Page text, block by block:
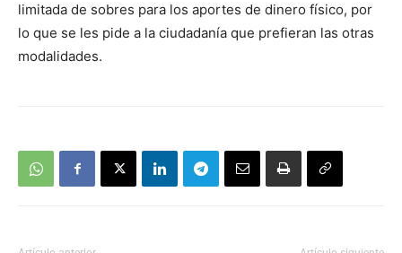
limitada de sobres para los aportes de dinero físico, por
lo que se les pide a la ciudadanía que prefieran las otras
modalidades.